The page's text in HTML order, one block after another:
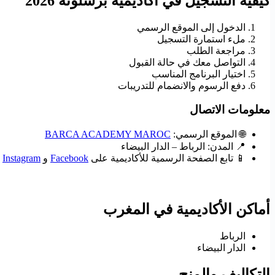
الدخول إلى الموقع الرسمي
ملء استمارة التسجيل
مراجعة الطلب
التواصل معك في حالة القبول
اختيار البرنامج المناسب
دفع الرسوم والانضمام للتدريبات
معلومات الاتصال
🌐 الموقع الرسمي: BARCA ACADEMY MAROC
📍 المدن: الرباط – الدار البيضاء
📱 تابع الصفحة الرسمية للأكاديمية على Facebook و Instagram
أماكن الأكاديمية في المغرب
الرباط
الدار البيضاء